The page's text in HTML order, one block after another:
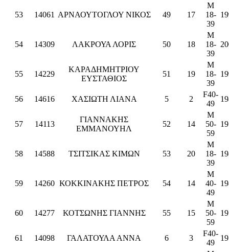
53 14061 ΑΡΝΑΟΥΤΟΓΛΟΥ ΝΙΚΟΣ 49 17
M
18-
39
54 14309 ΛΑΚΡΟΥΑ ΛΟΡΙΣ 50 18
M
18-
39
55 14229
ΚΑΡΑΔΗΜΗΤΡΙΟΥ
ΕΥΣΤΑΘΙΟΣ
51 19
M
18-
39
56 14616 ΧΑΣΙΩΤΗ ΛΙΑΝΑ 5 2
F40-
49
57 14113
ΓΙΑΝΝΑΚΗΣ
ΕΜΜΑΝΟΥΗΛ
52 14
M
50-
59
58 14588 ΤΣΙΤΣΙΚΑΣ ΚΙΜΩΝ 53 20
M
18-
39
59 14260 ΚΟΚΚΙΝΑΚΗΣ ΠΕΤΡΟΣ 54 14
M
40-
49
60 14277 ΚΟΤΣΩΝΗΣ ΓΙΑΝΝΗΣ 55 15
M
50-
59
61 14098 ΓΑΛΑΤΟΥΛΑ ΑΝΝΑ 6 3
F40-
49